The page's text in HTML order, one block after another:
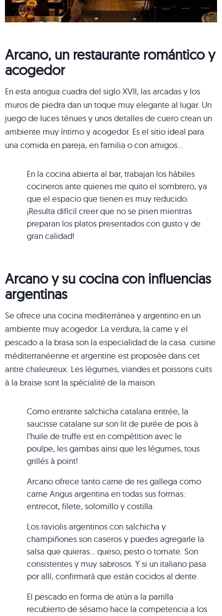
Arcano, un restaurante romántico y
acogedor
En esta antigua cuadra del siglo XVII, las arcadas y los
muros de piedra dan un toque muy elegante al lugar. Un
juego de luces ténues y unos detalles de cuero crean un
ambiente muy íntimo y acogedor. Es el sitio ideal para
una comida en pareja, en familia o con amigos…
En la cocina abierta al bar, trabajan los hábiles
cocineros ante quienes me quito el sombrero, ya
que el espacio que tienen es muy reducido.
¡Resulta difícil creer que no se pisen mientras
preparan los platos presentados con gusto y de
gran calidad!
Arcano y su cocina con influencias
argentinas
Se ofrece una cocina mediterránea y argentino en un
ambiente muy acogedor. La verdura, la carne y el
pescado a la brasa son la especialidad de la casa. cuisine
méditerranéenne et argentine est proposée dans cet
antre chaleureux. Les légumes, viandes et poissons cuits
à la braise sont la spécialité de la maison.
Como entrante salchicha catalana entrée, la
saucisse catalane sur son lit de purée de pois à
l’huile de truffe est en compétition avec le
poulpe, les gambas ainsi que les légumes, tous
grillés à point!
Arcano ofrece tanto carne de res gallega como
carne Angus argentina en todas sus formas:
entrecot, filete, solomillo y costilla.
Los raviolis argentinos con salchicha y
champiñones son caseros y puedes agregarle la
salsa que quieras… queso, pesto o tomate. Son
consistentes y muy sabrosos. Y si un italiano pasa
por allí, confirmará que están cocidos al dente.
El pescado en forma de atún a la parrilla
recubierto de sésamo hace la competencia a los